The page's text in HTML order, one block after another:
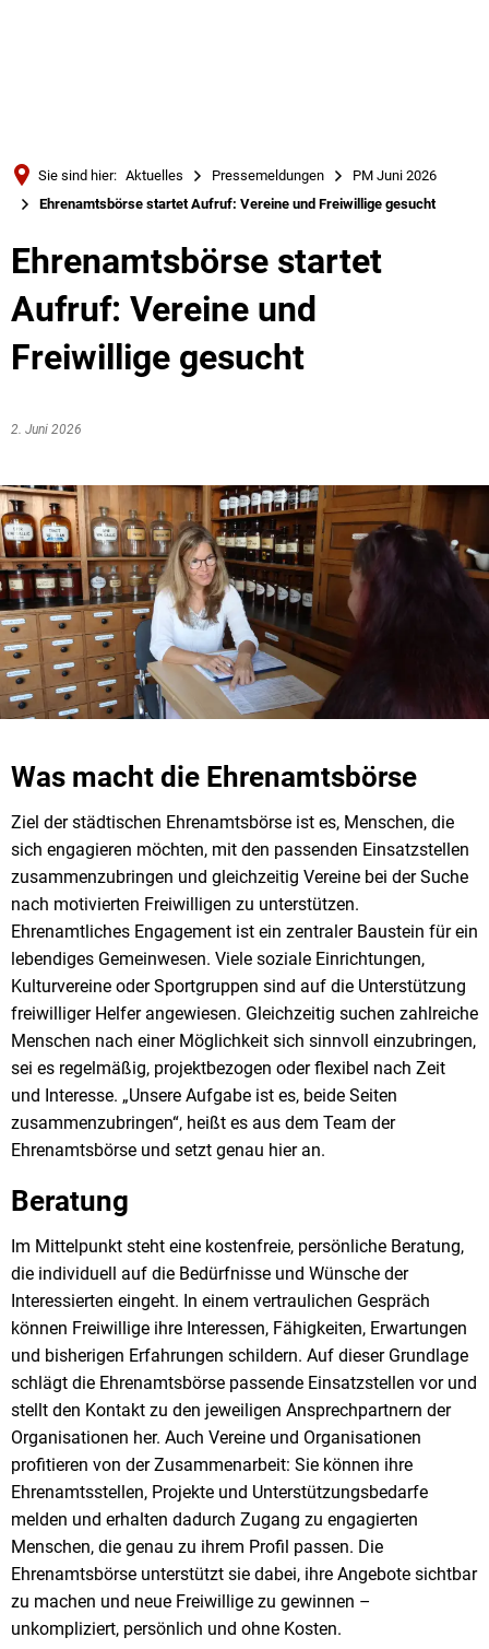
Русский
Deutsch
Sie sind hier: Aktuelles Pressemeldungen
PM Juni 2026
Ehrenamtsbörse startet Aufruf: Vereine und Freiwillige gesucht
Ehrenamtsbörse startet
Aufruf: Vereine und
Freiwillige gesucht
2. Juni 2026
Was macht die Ehrenamtsbörse
Ziel der städtischen Ehrenamtsbörse ist es, Menschen, die
sich engagieren möchten, mit den passenden Einsatzstellen
zusammenzubringen und gleichzeitig Vereine bei der Suche
nach motivierten Freiwilligen zu unterstützen.
Ehrenamtliches Engagement ist ein zentraler Baustein für ein
lebendiges Gemeinwesen. Viele soziale Einrichtungen,
Kulturvereine oder Sportgruppen sind auf die Unterstützung
freiwilliger Helfer angewiesen. Gleichzeitig suchen zahlreiche
Menschen nach einer Möglichkeit sich sinnvoll einzubringen,
sei es regelmäßig, projektbezogen oder flexibel nach Zeit
und Interesse. „Unsere Aufgabe ist es, beide Seiten
zusammenzubringen“, heißt es aus dem Team der
Ehrenamtsbörse und setzt genau hier an.
Beratung
Im Mittelpunkt steht eine kostenfreie, persönliche Beratung,
die individuell auf die Bedürfnisse und Wünsche der
Interessierten eingeht. In einem vertraulichen Gespräch
können Freiwillige ihre Interessen, Fähigkeiten, Erwartungen
und bisherigen Erfahrungen schildern. Auf dieser Grundlage
schlägt die Ehrenamtsbörse passende Einsatzstellen vor und
stellt den Kontakt zu den jeweiligen Ansprechpartnern der
Organisationen her. Auch Vereine und Organisationen
profitieren von der Zusammenarbeit: Sie können ihre
Ehrenamtsstellen, Projekte und Unterstützungsbedarfe
melden und erhalten dadurch Zugang zu engagierten
Menschen, die genau zu ihrem Profil passen. Die
Ehrenamtsbörse unterstützt sie dabei, ihre Angebote sichtbar
zu machen und neue Freiwillige zu gewinnen –
unkompliziert, persönlich und ohne Kosten.